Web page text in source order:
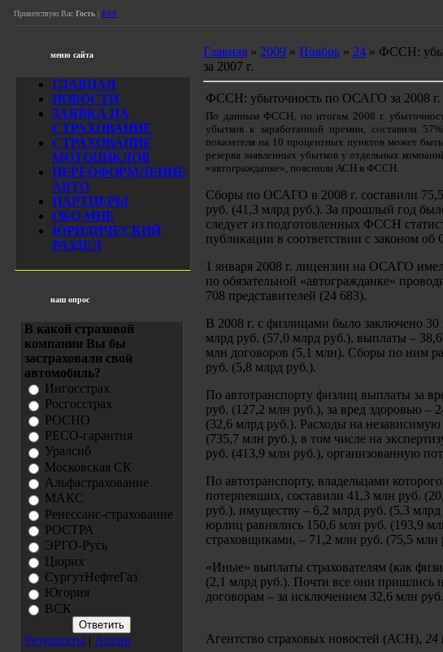
Приветствую Вас Гость | RSS
меню сайта
ГЛАВНАЯ
НОВОСТИ
ЗАЯВКА НА
СТРАХОВАНИЕ
СТРАХОВАНИЕ
МОТОЦИКЛОВ
ПЕРЕОФОРМЛЕНИЕ
АВТО
ПАРТНЕРЫ
ОБО МНЕ
ЮРИДИЧЕСКИЙ
РАЗДЕЛ
наш опрос
В какой страховой
компании Вы бы
застраховали свой
автомобиль?
Ингосстрах
Росгосстрах
РОСНО
РЕСО-гарантия
Уралсиб
Московская СК
Альфастрахование
МАКС
Ренессанс-страхование
РОСТРА
ЭРГО-Русь
Цюрих
СургутНефтеГаз
Югория
ВСК
Результаты | Архив
Главная » 2009 » Ноябрь » 24 » ФССН:
за 2007 г.
ФССН: убыточность по ОСАГО за 2008 г.
По данным ФССН, по итогам 2008 г.
убытков к заработанной премии, составила
показателя на 10 процентных пунктов может
резерва заявленных убытков у отдельных
«автогражданке», пояснили АСН в ФССН.
Сборы по ОСАГО в 2008 г. составили
руб. (41,3 млрд руб.). За прошлый год
следует из подготовленных ФССН
публикации в соответствии с законом
1 января 2008 г. лицензии на ОСАГО
по обязательной «автогражданке»
708 представителей (24 683).
В 2008 г. с физлицами было заключено
млрд руб. (57,0 млрд руб.), выплаты –
млн договоров (5,1 млн). Сборы по ним
руб. (5,8 млрд руб.).
По автотранспорту физлиц выплаты за
руб. (127,2 млн руб.), за вред здоровью
(32,6 млрд руб.). Расходы на
(735,7 млн руб.), в том числе на
руб. (413,9 млн руб.), организованную
По автотранспорту, владельцами
потерпевших, составили 41,3 млн руб.
руб.), имуществу – 6,2 млрд руб. (5,3
юрлиц равнялись 150,6 млн руб. (193,9
страховщиками, – 71,2 млн руб. (75,5
«Иные» выплаты страхователям (как
(2,1 млрд руб.). Почти все они пришлись
договорам – за исключением 32,6 млн
Агентство страховых новостей (АСН), 24